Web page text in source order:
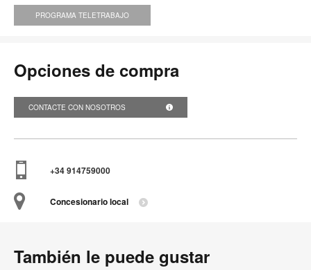
PROGRAMA TELETRABAJO
Opciones de compra
CONTACTE CON NOSOTROS
+34 914759000
Concesionario local
También le puede gustar